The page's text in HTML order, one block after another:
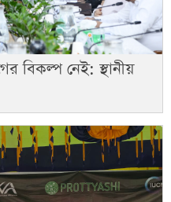
বিকল্প নেই: স্থানীয়